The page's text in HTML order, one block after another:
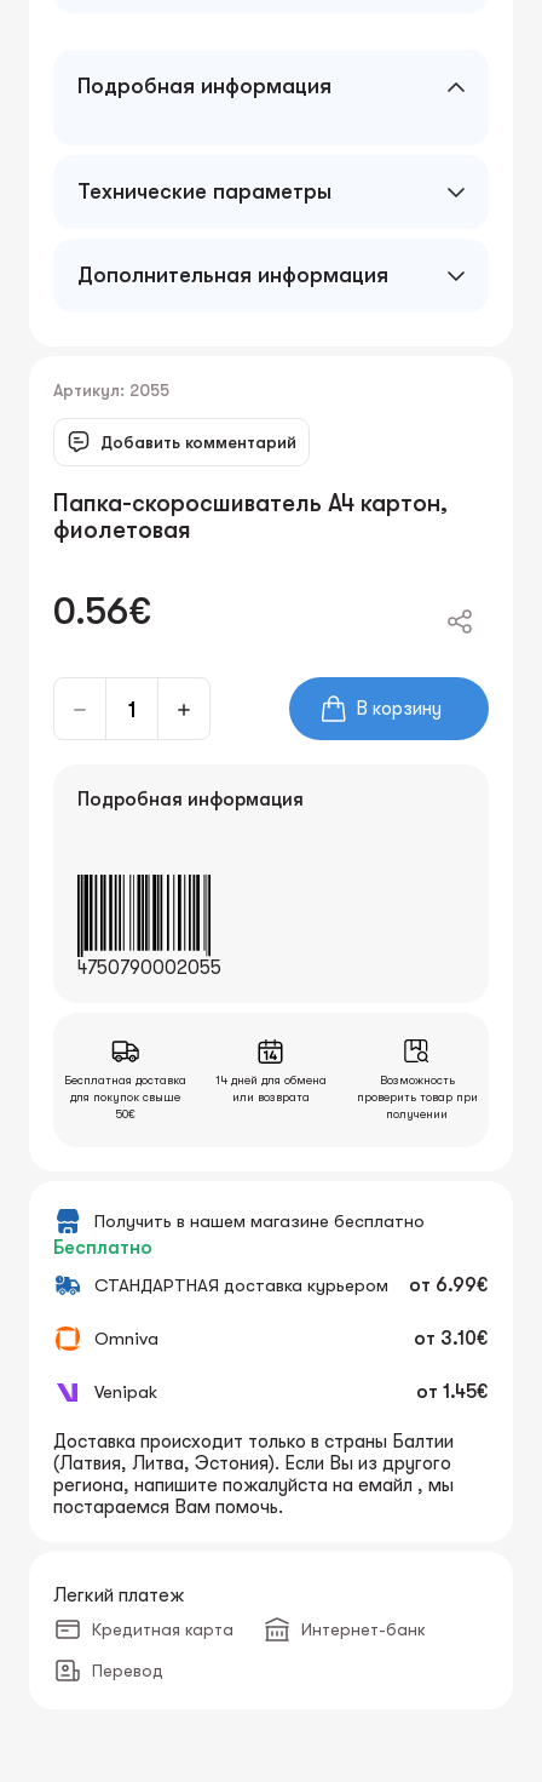
Подробная информация
Технические параметры
Дополнительная информация
Артикул: 2055
Добавить комментарий
Папка-скоросшиватель А4 картон,
фиолетовая
0.56€
В корзину
Подробная информация
4750790002055
Бесплатная доставка
для покупок свыше
50€
14 дней для обмена
или возврата
Возможность
проверить товар при
получении
Получить в нашем магазине бесплатно
Бесплатно
СТАНДАРТНАЯ доставка курьером
от 6.99€
Omniva от 3.10€
Venipak от 1.45€
Доставка происходит только в страны Балтии
(Латвия, Литва, Эстония). Если Вы из другого
региона, напишите пожалуйста на емайл , мы
постараемся Вам помочь.
Легкий платеж
Кредитная карта Интернет-банк
Перевод